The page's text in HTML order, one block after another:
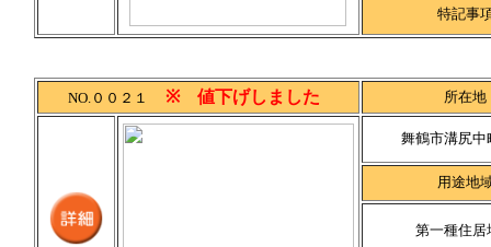
特記事
NO.００２１ ※ 値下げしました 所在地
舞鶴市溝尻中
用途地
第一種住居